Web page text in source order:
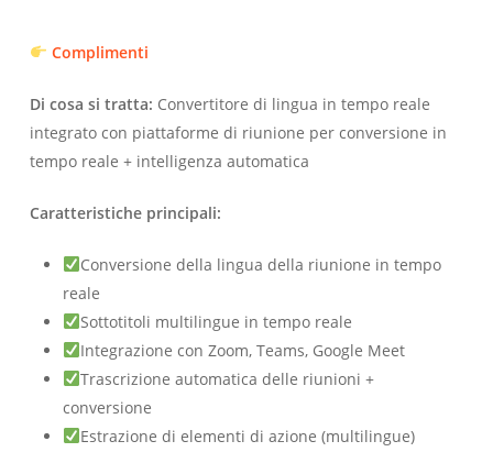
Complimenti
Di cosa si tratta: Convertitore di lingua in tempo reale
integrato con piattaforme di riunione per conversione in
tempo reale + intelligenza automatica
Caratteristiche principali:
Conversione della lingua della riunione in tempo
reale
Sottotitoli multilingue in tempo reale
Integrazione con Zoom, Teams, Google Meet
Trascrizione automatica delle riunioni +
conversione
Estrazione di elementi di azione (multilingue)